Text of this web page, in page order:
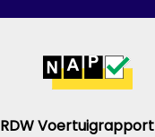
RDW Voertuigrapport